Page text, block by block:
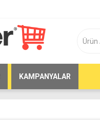
KAMPANYALAR